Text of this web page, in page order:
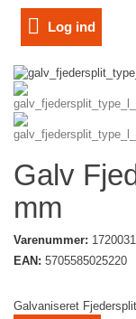
Log ind
Galv
mm
Varenummer:
EAN: 5705585025220
Galvaniseret